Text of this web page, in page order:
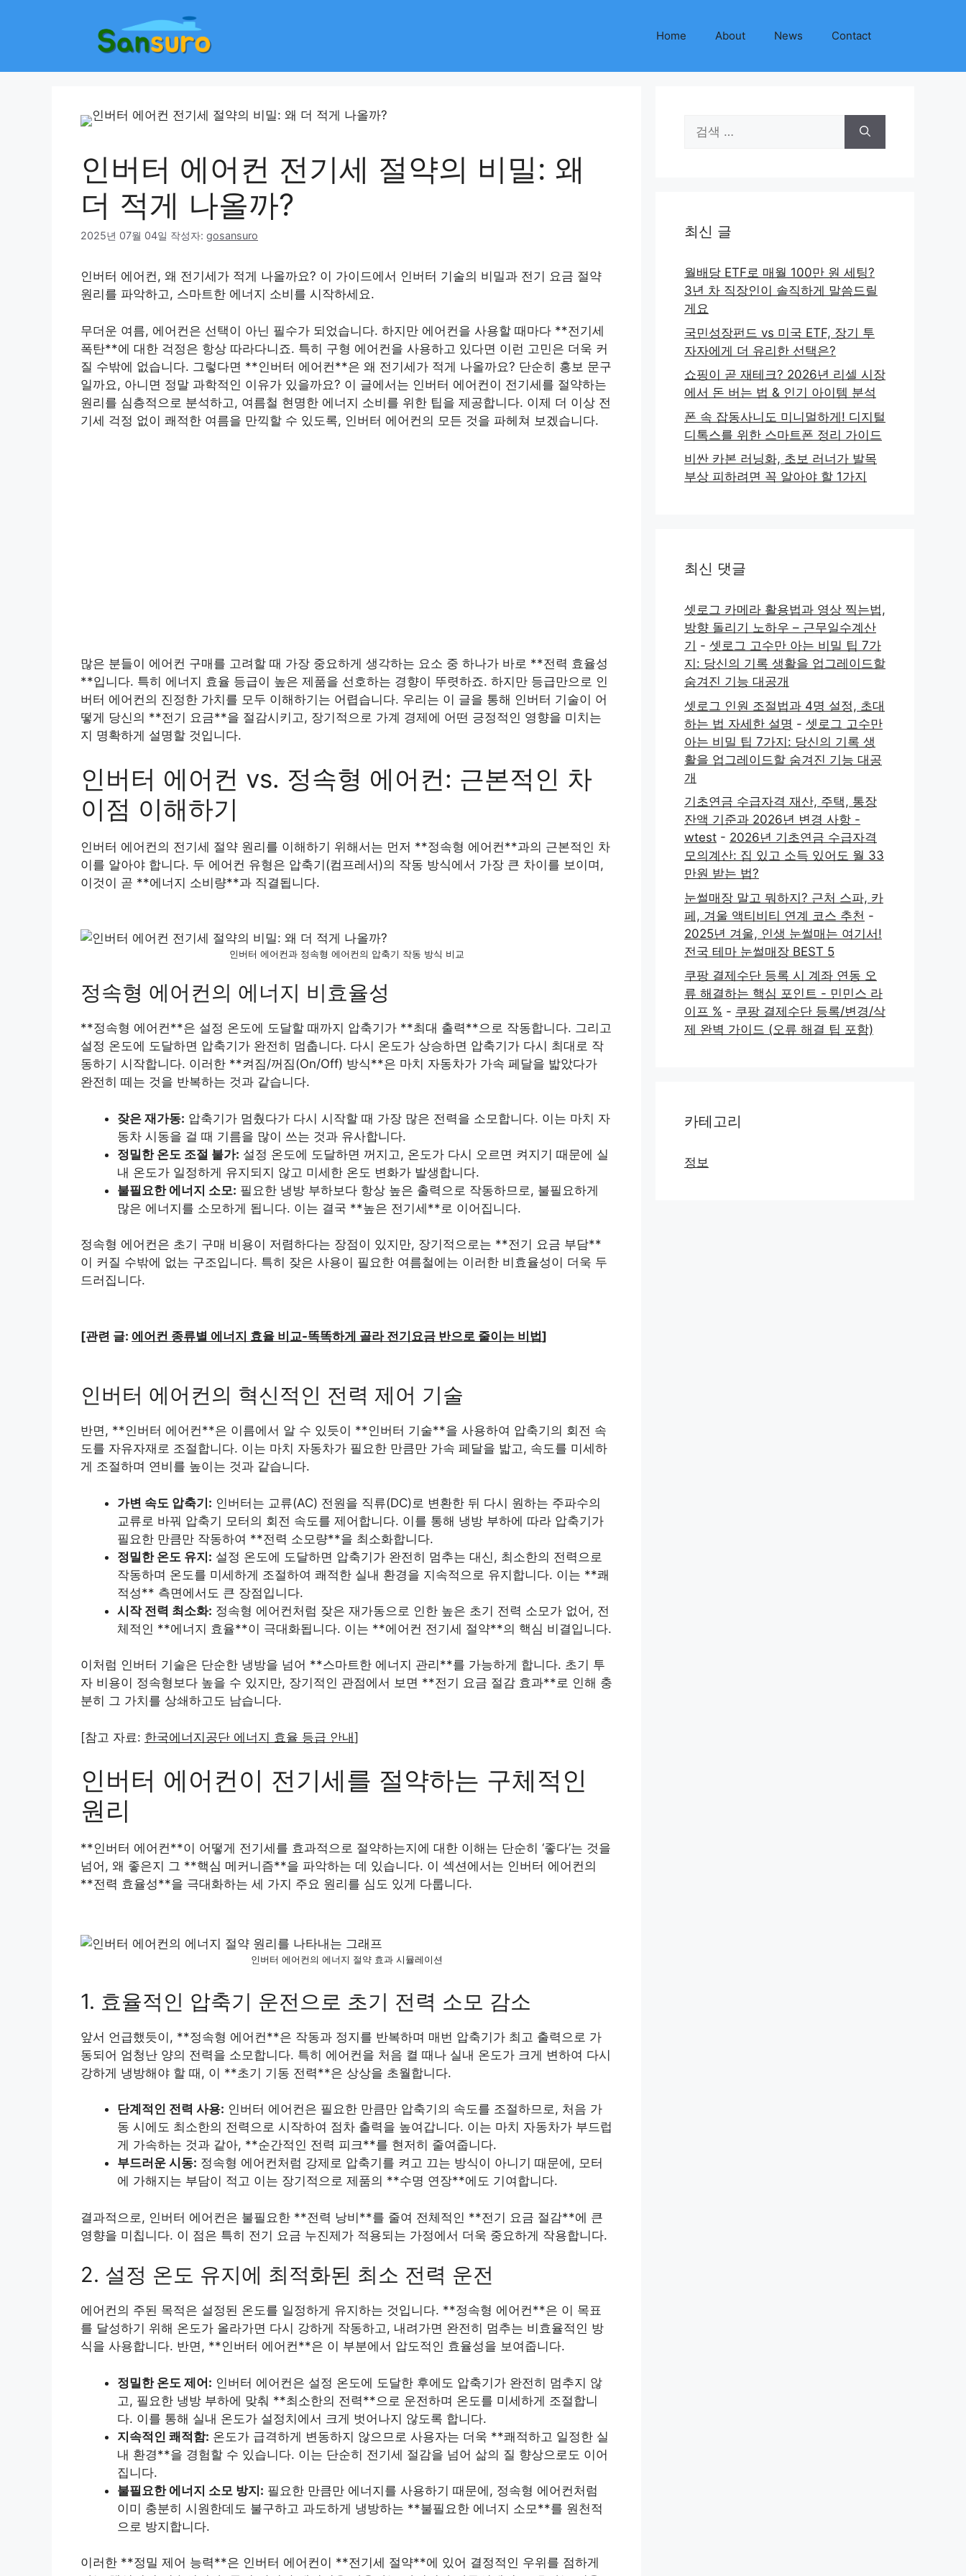
Home About News Contact
인버터 에어컨 전기세 절약의 비밀: 왜
더 적게 나올까?
2025년 07월 04일 작성자: gosansuro
인버터 에어컨, 왜 전기세가 적게 나올까요? 이 가이드에서 인버터 기술의 비밀과 전기 요금 절약
원리를 파악하고, 스마트한 에너지 소비를 시작하세요.
무더운 여름, 에어컨은 선택이 아닌 필수가 되었습니다. 하지만 에어컨을 사용할 때마다 **전기세
폭탄**에 대한 걱정은 항상 따라다니죠. 특히 구형 에어컨을 사용하고 있다면 이런 고민은 더욱 커
질 수밖에 없습니다. 그렇다면 **인버터 에어컨**은 왜 전기세가 적게 나올까요? 단순히 홍보 문구
일까요, 아니면 정말 과학적인 이유가 있을까요? 이 글에서는 인버터 에어컨이 전기세를 절약하는
원리를 심층적으로 분석하고, 여름철 현명한 에너지 소비를 위한 팁을 제공합니다. 이제 더 이상 전
기세 걱정 없이 쾌적한 여름을 만끽할 수 있도록, 인버터 에어컨의 모든 것을 파헤쳐 보겠습니다.
많은 분들이 에어컨 구매를 고려할 때 가장 중요하게 생각하는 요소 중 하나가 바로 **전력 효율성
**입니다. 특히 에너지 효율 등급이 높은 제품을 선호하는 경향이 뚜렷하죠. 하지만 등급만으로 인
버터 에어컨의 진정한 가치를 모두 이해하기는 어렵습니다. 우리는 이 글을 통해 인버터 기술이 어
떻게 당신의 **전기 요금**을 절감시키고, 장기적으로 가계 경제에 어떤 긍정적인 영향을 미치는
지 명확하게 설명할 것입니다.
인버터 에어컨 vs. 정속형 에어컨: 근본적인 차
이점 이해하기
인버터 에어컨의 전기세 절약 원리를 이해하기 위해서는 먼저 **정속형 에어컨**과의 근본적인 차
이를 알아야 합니다. 두 에어컨 유형은 압축기(컴프레서)의 작동 방식에서 가장 큰 차이를 보이며,
이것이 곧 **에너지 소비량**과 직결됩니다.
인버터 에어컨과 정속형 에어컨의 압축기 작동 방식 비교
정속형 에어컨의 에너지 비효율성
**정속형 에어컨**은 설정 온도에 도달할 때까지 압축기가 **최대 출력**으로 작동합니다. 그리고
설정 온도에 도달하면 압축기가 완전히 멈춥니다. 다시 온도가 상승하면 압축기가 다시 최대로 작
동하기 시작합니다. 이러한 **켜짐/꺼짐(On/Off) 방식**은 마치 자동차가 가속 페달을 밟았다가
완전히 떼는 것을 반복하는 것과 같습니다.
잦은 재가동: 압축기가 멈췄다가 다시 시작할 때 가장 많은 전력을 소모합니다. 이는 마치 자
동차 시동을 걸 때 기름을 많이 쓰는 것과 유사합니다.
정밀한 온도 조절 불가: 설정 온도에 도달하면 꺼지고, 온도가 다시 오르면 켜지기 때문에 실
내 온도가 일정하게 유지되지 않고 미세한 온도 변화가 발생합니다.
불필요한 에너지 소모: 필요한 냉방 부하보다 항상 높은 출력으로 작동하므로, 불필요하게
많은 에너지를 소모하게 됩니다. 이는 결국 **높은 전기세**로 이어집니다.
정속형 에어컨은 초기 구매 비용이 저렴하다는 장점이 있지만, 장기적으로는 **전기 요금 부담**
이 커질 수밖에 없는 구조입니다. 특히 잦은 사용이 필요한 여름철에는 이러한 비효율성이 더욱 두
드러집니다.
[관련 글: 에어컨 종류별 에너지 효율 비교-똑똑하게 골라 전기요금 반으로 줄이는 비법]
인버터 에어컨의 혁신적인 전력 제어 기술
반면, **인버터 에어컨**은 이름에서 알 수 있듯이 **인버터 기술**을 사용하여 압축기의 회전 속
도를 자유자재로 조절합니다. 이는 마치 자동차가 필요한 만큼만 가속 페달을 밟고, 속도를 미세하
게 조절하며 연비를 높이는 것과 같습니다.
가변 속도 압축기: 인버터는 교류(AC) 전원을 직류(DC)로 변환한 뒤 다시 원하는 주파수의
교류로 바꿔 압축기 모터의 회전 속도를 제어합니다. 이를 통해 냉방 부하에 따라 압축기가
필요한 만큼만 작동하여 **전력 소모량**을 최소화합니다.
정밀한 온도 유지: 설정 온도에 도달하면 압축기가 완전히 멈추는 대신, 최소한의 전력으로
작동하며 온도를 미세하게 조절하여 쾌적한 실내 환경을 지속적으로 유지합니다. 이는 **쾌
적성** 측면에서도 큰 장점입니다.
시작 전력 최소화: 정속형 에어컨처럼 잦은 재가동으로 인한 높은 초기 전력 소모가 없어, 전
체적인 **에너지 효율**이 극대화됩니다. 이는 **에어컨 전기세 절약**의 핵심 비결입니다.
이처럼 인버터 기술은 단순한 냉방을 넘어 **스마트한 에너지 관리**를 가능하게 합니다. 초기 투
자 비용이 정속형보다 높을 수 있지만, 장기적인 관점에서 보면 **전기 요금 절감 효과**로 인해 충
분히 그 가치를 상쇄하고도 남습니다.
[참고 자료: 한국에너지공단 에너지 효율 등급 안내]
인버터 에어컨이 전기세를 절약하는 구체적인
원리
**인버터 에어컨**이 어떻게 전기세를 효과적으로 절약하는지에 대한 이해는 단순히 ‘좋다’는 것을
넘어, 왜 좋은지 그 **핵심 메커니즘**을 파악하는 데 있습니다. 이 섹션에서는 인버터 에어컨의
**전력 효율성**을 극대화하는 세 가지 주요 원리를 심도 있게 다룹니다.
인버터 에어컨의 에너지 절약 효과 시뮬레이션
1. 효율적인 압축기 운전으로 초기 전력 소모 감소
앞서 언급했듯이, **정속형 에어컨**은 작동과 정지를 반복하며 매번 압축기가 최고 출력으로 가
동되어 엄청난 양의 전력을 소모합니다. 특히 에어컨을 처음 켤 때나 실내 온도가 크게 변하여 다시
강하게 냉방해야 할 때, 이 **초기 기동 전력**은 상상을 초월합니다.
단계적인 전력 사용: 인버터 에어컨은 필요한 만큼만 압축기의 속도를 조절하므로, 처음 가
동 시에도 최소한의 전력으로 시작하여 점차 출력을 높여갑니다. 이는 마치 자동차가 부드럽
게 가속하는 것과 같아, **순간적인 전력 피크**를 현저히 줄여줍니다.
부드러운 시동: 정속형 에어컨처럼 강제로 압축기를 켜고 끄는 방식이 아니기 때문에, 모터
에 가해지는 부담이 적고 이는 장기적으로 제품의 **수명 연장**에도 기여합니다.
결과적으로, 인버터 에어컨은 불필요한 **전력 낭비**를 줄여 전체적인 **전기 요금 절감**에 큰
영향을 미칩니다. 이 점은 특히 전기 요금 누진제가 적용되는 가정에서 더욱 중요하게 작용합니다.
2. 설정 온도 유지에 최적화된 최소 전력 운전
에어컨의 주된 목적은 설정된 온도를 일정하게 유지하는 것입니다. **정속형 에어컨**은 이 목표
를 달성하기 위해 온도가 올라가면 다시 강하게 작동하고, 내려가면 완전히 멈추는 비효율적인 방
식을 사용합니다. 반면, **인버터 에어컨**은 이 부분에서 압도적인 효율성을 보여줍니다.
정밀한 온도 제어: 인버터 에어컨은 설정 온도에 도달한 후에도 압축기가 완전히 멈추지 않
고, 필요한 냉방 부하에 맞춰 **최소한의 전력**으로 운전하며 온도를 미세하게 조절합니
다. 이를 통해 실내 온도가 설정치에서 크게 벗어나지 않도록 합니다.
지속적인 쾌적함: 온도가 급격하게 변동하지 않으므로 사용자는 더욱 **쾌적하고 일정한 실
내 환경**을 경험할 수 있습니다. 이는 단순히 전기세 절감을 넘어 삶의 질 향상으로도 이어
집니다.
불필요한 에너지 소모 방지: 필요한 만큼만 에너지를 사용하기 때문에, 정속형 에어컨처럼
이미 충분히 시원한데도 불구하고 과도하게 냉방하는 **불필요한 에너지 소모**를 원천적
으로 방지합니다.
이러한 **정밀 제어 능력**은 인버터 에어컨이 **전기세 절약**에 있어 결정적인 우위를 점하게
색:
최신 글
월배당 ETF로 매월 100만 원 세팅?
3년 차 직장인이 솔직하게 말씀드릴
게요
국민성장펀드 vs 미국 ETF, 장기 투
자자에게 더 유리한 선택은?
쇼핑이 곧 재테크? 2026년 리셀 시장
에서 돈 버는 법 & 인기 아이템 분석
폰 속 잡동사니도 미니멀하게! 디지털
디톡스를 위한 스마트폰 정리 가이드
비싼 카본 러닝화, 초보 러너가 발목
부상 피하려면 꼭 알아야 할 1가지
최신 댓글
셋로그 카메라 활용법과 영상 찍는법,
방향 돌리기 노하우 – 근무일수계산
기 - 셋로그 고수만 아는 비밀 팁 7가
지: 당신의 기록 생활을 업그레이드할
숨겨진 기능 대공개
셋로그 인원 조절법과 4명 설정, 초대
하는 법 자세한 설명 - 셋로그 고수만
아는 비밀 팁 7가지: 당신의 기록 생
활을 업그레이드할 숨겨진 기능 대공
개
기초연금 수급자격 재산, 주택, 통장
잔액 기준과 2026년 변경 사항 -
wtest - 2026년 기초연금 수급자격
모의계산: 집 있고 소득 있어도 월 33
만원 받는 법?
눈썰매장 말고 뭐하지? 근처 스파, 카
페, 겨울 액티비티 연계 코스 추천 -
2025년 겨울, 인생 눈썰매는 여기서!
전국 테마 눈썰매장 BEST 5
쿠팡 결제수단 등록 시 계좌 연동 오
류 해결하는 핵심 포인트 - 민민스 라
이프 % - 쿠팡 결제수단 등록/변경/삭
제 완벽 가이드 (오류 해결 팁 포함)
카테고리
정보